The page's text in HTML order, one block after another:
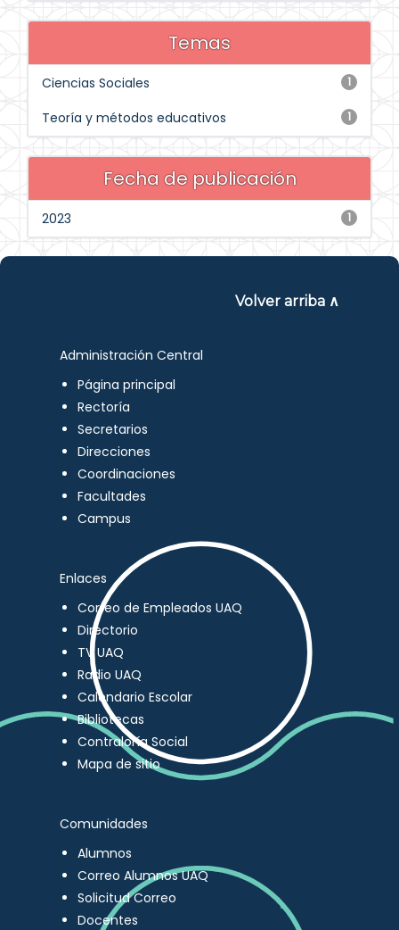
Temas
1
Ciencias Sociales
1
Teoría y métodos educativos
Fecha de publicación
1
2023
Volver arriba ∧
Administración Central
Página principal
Rectoría
Secretarios
Direcciones
Coordinaciones
Facultades
Campus
Enlaces
Correo de Empleados UAQ
Directorio
TV UAQ
Radio UAQ
Calendario Escolar
Bibliotecas
Contraloría Social
Mapa de sitio
Comunidades
Alumnos
Correo Alumnos UAQ
Solicitud Correo
Docentes